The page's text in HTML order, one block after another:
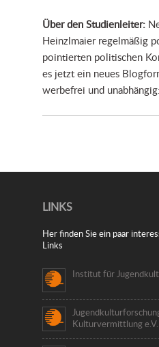
Über den Studienleiter:
Heinzlmaier regelmäßig
pointierten politischen
es jetzt ein neues
werbefrei und unabhängig:
LINKS
Her finden Sie ein paar
Links
Institut für
Kulturvermittlung e.V.